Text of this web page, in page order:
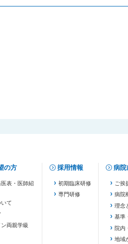
の方
表・医師紹
て
両親学級
採用情報
初期臨床研修
専門研修
病院
ご挨
病院
理念
基準
院内
地域